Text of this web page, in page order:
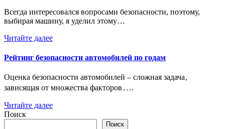
Всегда интересовался вопросами безопасности, поэтому,
выбирая машину, я уделил этому…
Читайте далее
Рейтинг безопасности автомобилей по годам
Оценка безопасности автомобилей – сложная задача‚
зависящая от множества факторов․…
Читайте далее
Поиск
Поиск